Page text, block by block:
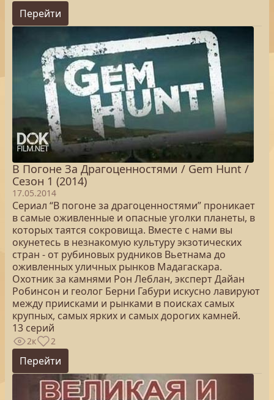
Перейти
В Погоне За Драгоценностями / Gem Hunt /
Сезон 1 (2014)
17.05.2014
Сериал “В погоне за драгоценностями” проникает
в самые оживленные и опасные уголки планеты, в
которых таятся сокровища. Вместе с нами вы
окунетесь в незнакомую культуру экзотических
стран - от рубиновых рудников Вьетнама до
оживленных уличных рынков Мадагаскара.
Охотник за камнями Рон Леблан, эксперт Дайан
Робинсон и геолог Берни Габури искусно лавируют
между приисками и рынками в поисках самых
крупных, самых ярких и самых дорогих камней.
13 серий
2к 2
Перейти